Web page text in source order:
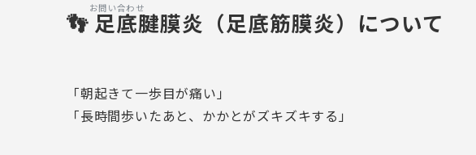
お問い合わせ
👣 足底腱膜炎（足底筋膜炎）について
「朝起きて一歩目が痛い」
「長時間歩いたあと、かかとがズキズキする」